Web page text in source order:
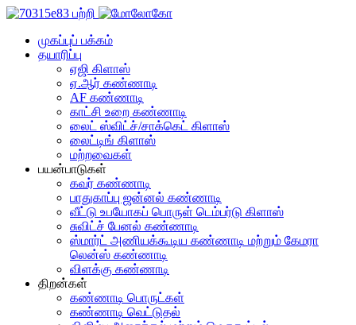
முகப்புப் பக்கம்
தயாரிப்பு
ஏஜி கிளாஸ்
ஏ.ஆர் கண்ணாடி
AF கண்ணாடி
காட்சி உறை கண்ணாடி
லைட் ஸ்விட்ச்/சாக்கெட் கிளாஸ்
லைட்டிங் கிளாஸ்
மற்றவைகள்
பயன்பாடுகள்
கவர் கண்ணாடி
பாதுகாப்பு ஜன்னல் கண்ணாடி
வீட்டு உபயோகப் பொருள் டெம்பர்டு கிளாஸ்
சுவிட்ச் பேனல் கண்ணாடி
ஸ்மார்ட் அணியக்கூடிய கண்ணாடி மற்றும் கேமரா
லென்ஸ் கண்ணாடி
விளக்கு கண்ணாடி
திறன்கள்
கண்ணாடி பொருட்கள்
கண்ணாடி வெட்டுதல்